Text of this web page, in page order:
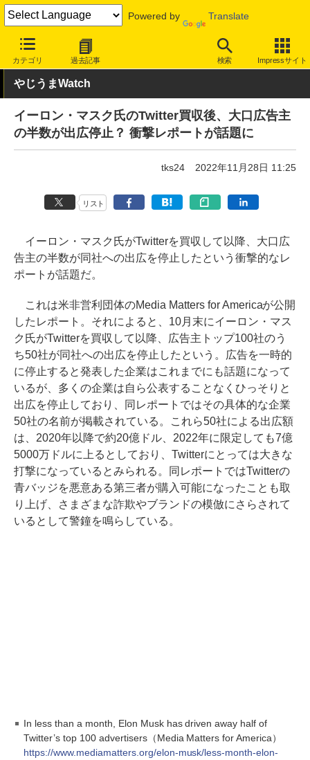
Powered by Translate
カテゴリ 過去記事 検索 Impressサイト
INTERNET Watch トピック 調査
やじうまWatch
イーロン・マスク氏のTwitter買収後、大口広告主
の半数が出広停止？ 衝撃レポートが話題に
tks24 2022年11月28日 11:25
リスト
イーロン・マスク氏がTwitterを買収して以降、大口広
告主の半数が同社への出広を停止したという衝撃的なレ
ポートが話題だ。
これは米非営利団体のMedia Matters for Americaが公開
したレポート。それによると、10月末にイーロン・マス
ク氏がTwitterを買収して以降、広告主トップ100社のう
ち50社が同社への出広を停止したという。広告を一時的
に停止すると発表した企業はこれまでにも話題になって
いるが、多くの企業は自ら公表することなくひっそりと
出広を停止しており、同レポートではその具体的な企業
50社の名前が掲載されている。これら50社による出広額
は、2020年以降で約20億ドル、2022年に限定しても7億
5000万ドルに上るとしており、Twitterにとっては大きな
打撃になっているとみられる。同レポートではTwitterの
青バッジを悪意ある第三者が購入可能になったことも取
り上げ、さまざまな詐欺やブランドの模倣にさらされて
いるとして警鐘を鳴らしている。
In less than a month, Elon Musk has driven away half of
Twitter’s top 100 advertisers（Media Matters for America）
https://www.mediamatters.org/elon-musk/less-month-elon-